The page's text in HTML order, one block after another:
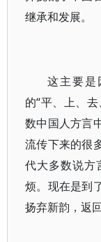
继承和发展。
这主要
的“平、上、
数中国人方言
流传下来的很
代大多数说方
烦。现在是到
扬弃新韵，返